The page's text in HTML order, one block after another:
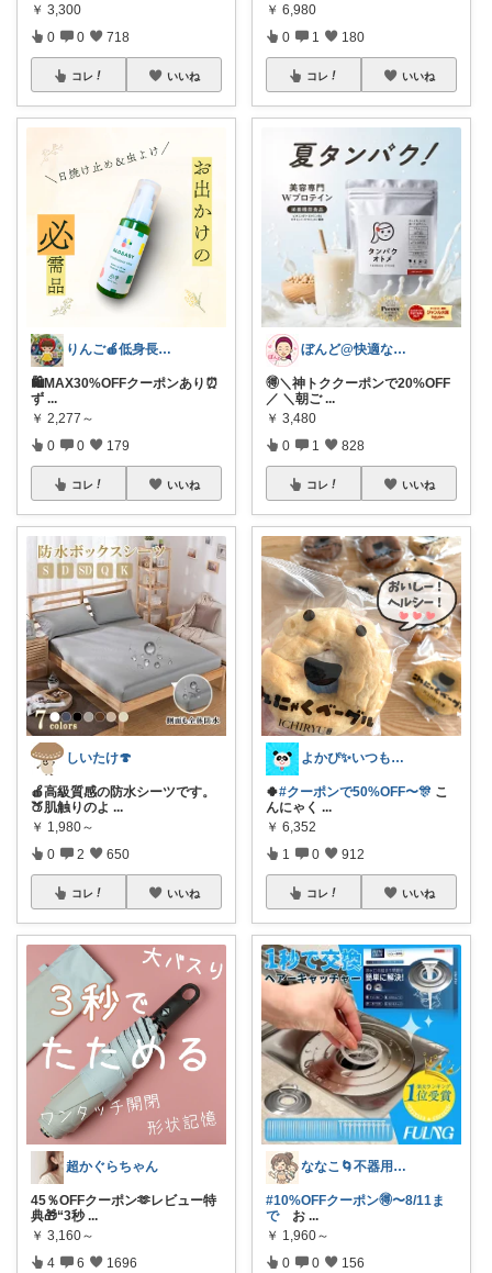
￥ 3,300
0 0 718
コレ いいね
りんご🍎低身長ママ👖＆キッズアイテム
🛍️MAX30%OFFクーポンあり⏰️
ず ...
￥ 2,277～
0 0 179
コレ いいね
しいたけ🍄
🍎高級質感の防水シーツです。
🍑肌触りのよ ...
￥ 1,980～
0 2 650
コレ いいね
超かぐらちゃん
45％OFFクーポン🫶レビュー特
典🎁“3秒 ...
￥ 3,160～
4 6 1696
￥ 6,980
0 1 180
コレ いいね
ぼんど@快適な暮らし
🉐＼神トククーポンで20%OFF
／ ＼朝ご ...
￥ 3,480
0 1 828
コレ いいね
よかぴ✨いつも感謝です💖😊💖
🍀#クーポンで50%OFF〜🎊 こ
んにゃく ...
￥ 6,352
1 0 912
コレ いいね
ななこ🌀不器用ママ￤家事＆育児グッズ
#10%OFFクーポン🉐〜8/11ま
でお ...
￥ 1,960～
0 0 156